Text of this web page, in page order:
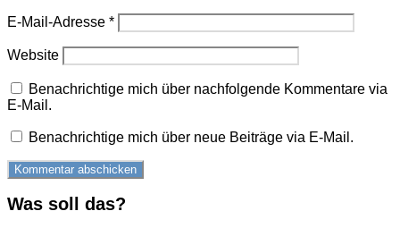
E-Mail-Adresse *
Website
Benachrichtige mich über nachfolgende Kommentare via
E-Mail.
Benachrichtige mich über neue Beiträge via E-Mail.
Was soll das?